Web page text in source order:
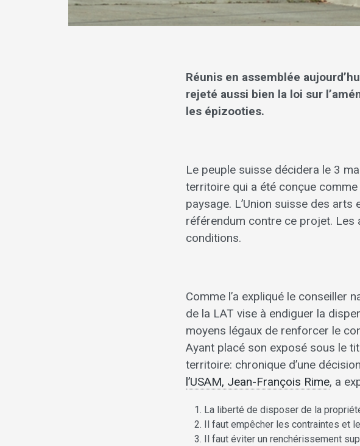
Réunis en assemblée
rejeté aussi bien la loi sur
les épizooties.
Le peuple suisse décidera le 3
territoire qui a été conçue
paysage. L’Union suisse des
référendum contre ce projet. Les
conditions.
Comme l’a expliqué le conseiller
de la LAT vise à endiguer la
moyens légaux de renforcer le
Ayant placé son exposé sous le
territoire: chronique d’une
l’USAM, Jean-François Rime, a
La liberté de disposer de la
Il faut empêcher les contraintes et
Il faut éviter un renchérissement